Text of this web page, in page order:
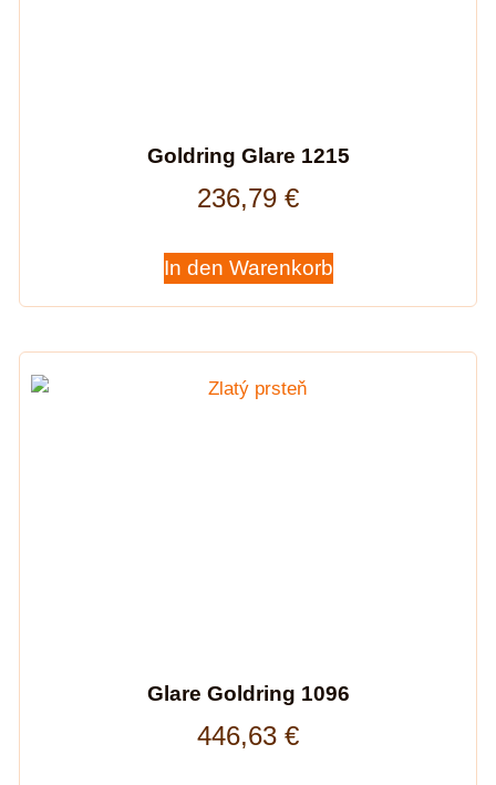
Goldring Glare 1215
236,79 €
In den Warenkorb
Glare Goldring 1096
446,63 €